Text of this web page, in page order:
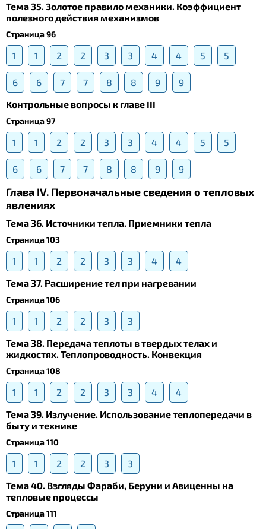
Тема 35. Золотое правило механики. Коэффициент
полезного действия механизмов
Страница 96
1 1 2 2 3 3 4 4 5 5
6 6 7 7 8 8 9
9
Контрольные вопросы к главе III
Страница 97
1 1 2 2 3 3 4 4 5 5
6 6 7 7 8 8 9 9
Глава IV. Первоначальные сведения о тепловых
явлениях
Тема 36. Источники тепла. Приемники тепла
Страница 103
1 1 2 2 3 3 4
4
Тема 37. Расширение тел при нагревании
Страница 106
1 1 2 2 3
3
Тема 38. Передача теплоты в твердых телах и
жидкостях. Теплопроводность. Конвекция
Страница 108
1 1 2 2 3 3 4
4
Тема 39. Излучение. Использование теплопередачи в
быту и технике
Страница 110
1 1 2 2 3
3
Тема 40. Взгляды Фараби, Беруни и Авиценны на
тепловые процессы
Страница 111